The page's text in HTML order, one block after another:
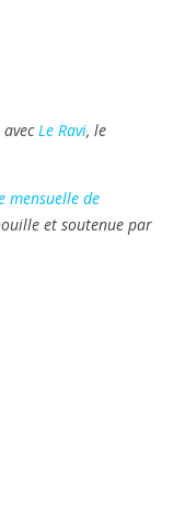
Le Ravi, le
mensuelle de
et soutenue par